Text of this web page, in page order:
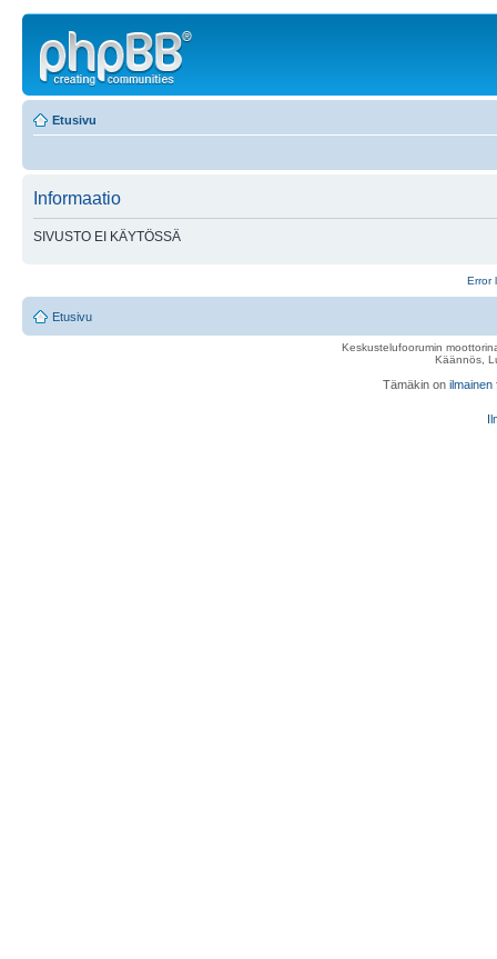
Etusivu
Informaatio
SIVUSTO EI KÄYTÖSSÄ
Error
Etusivu
Keskustelufoorumin
Käännös,
Tämäkin on ilmainen